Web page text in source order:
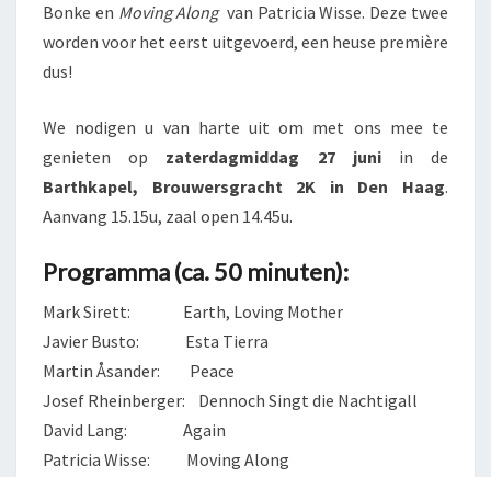
Bonke en Moving Along van Patricia Wisse. Deze twee
worden voor het eerst uitgevoerd, een heuse première
dus!
We nodigen u van harte uit om met ons mee te
genieten op zaterdagmiddag 27 juniin de
Barthkapel, Brouwersgracht 2K in Den Haag.
Aanvang 15.15u, zaal open 14.45u.
Programma (ca. 50 minuten):
Mark Sirett: Earth, Loving Mother
Javier Busto: Esta Tierra
Martin Åsander: Peace
Josef Rheinberger: Dennoch Singt die Nachtigall
David Lang: Again
Patricia Wisse: Moving Along